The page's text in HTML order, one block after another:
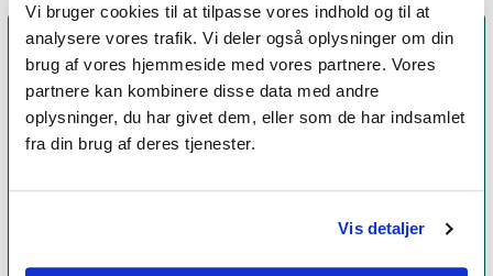
Vi bruger cookies til at tilpasse vores indhold og til at
analysere vores trafik. Vi deler også oplysninger om din
brug af vores hjemmeside med vores partnere. Vores
partnere kan kombinere disse data med andre
oplysninger, du har givet dem, eller som de har indsamlet
fra din brug af deres tjenester.
Vis detaljer
Et medlemskab af Dansk Psykoterapeutforening